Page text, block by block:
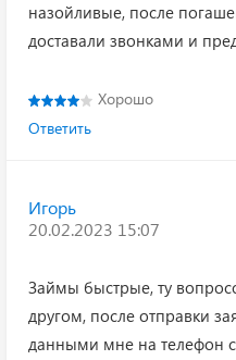
назойливые, после
доставали звонками и
Хорошо
Ответить
Игорь
20.02.2023 15:07
Займы быстрые, ту
другом, после отправки
данными мне на телефон